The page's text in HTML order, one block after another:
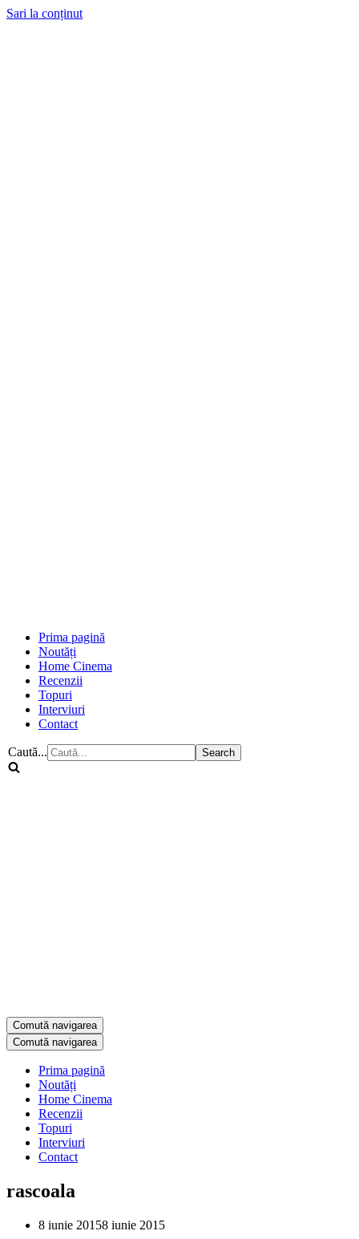
Sari la conținut
Prima pagină
Noutăți
Home Cinema
Recenzii
Topuri
Interviuri
Contact
Caută...
Comută navigarea
Comută navigarea
Prima pagină
Noutăți
Home Cinema
Recenzii
Topuri
Interviuri
Contact
rascoala
8 iunie 20158 iunie 2015